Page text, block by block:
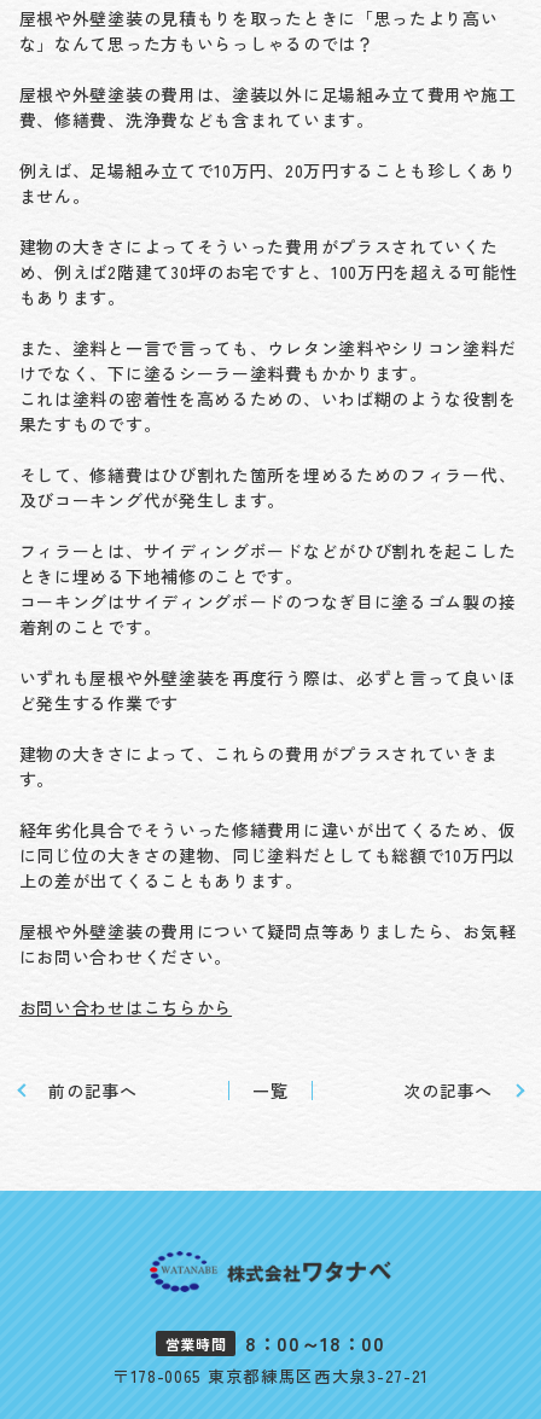
屋根や外壁塗装の見積もりを取ったときに「思ったより高い
な」なんて思った方もいらっしゃるのでは？
屋根や外壁塗装の費用は、塗装以外に足場組み立て費用や施工
費、修繕費、洗浄費なども含まれています。
例えば、足場組み立てで10万円、20万円することも珍しくあり
ません。
建物の大きさによってそういった費用がプラスされていくた
め、例えば2階建て30坪のお宅ですと、100万円を超える可能性
もあります。
また、塗料と一言で言っても、ウレタン塗料やシリコン塗料だ
けでなく、下に塗るシーラー塗料費もかかります。
これは塗料の密着性を高めるための、いわば糊のような役割を
果たすものです。
そして、修繕費はひび割れた箇所を埋めるためのフィラー代、
及びコーキング代が発生します。
フィラーとは、サイディングボードなどがひび割れを起こした
ときに埋める下地補修のことです。
コーキングはサイディングボードのつなぎ目に塗るゴム製の接
着剤のことです。
いずれも屋根や外壁塗装を再度行う際は、必ずと言って良いほ
ど発生する作業です
建物の大きさによって、これらの費用がプラスされていきま
す。
経年劣化具合でそういった修繕費用に違いが出てくるため、仮
に同じ位の大きさの建物、同じ塗料だとしても総額で10万円以
上の差が出てくることもあります。
屋根や外壁塗装の費用について疑問点等ありましたら、お気軽
にお問い合わせください。
お問い合わせはこちらから
前の記事へ 一覧 次の記事へ
営業時間 8：00～18：00
〒178-0065 東京都練馬区西大泉3-27-21